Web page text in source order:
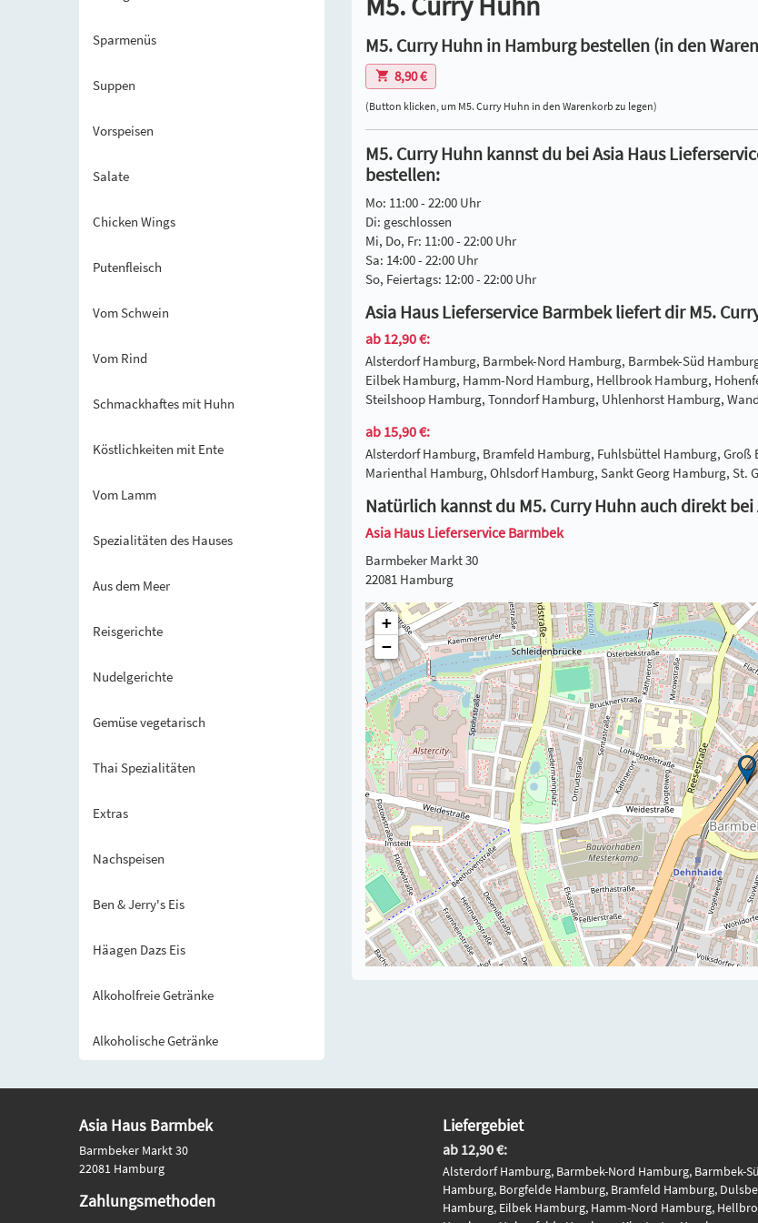
Sparmenüs
Suppen
Vorspeisen
Salate
Chicken Wings
Putenfleisch
Vom Schwein
Vom Rind
Schmackhaftes mit Huhn
Köstlichkeiten mit Ente
Vom Lamm
Spezialitäten des Hauses
Aus dem Meer
Reisgerichte
Nudelgerichte
Gemüse vegetarisch
Thai Spezialitäten
Extras
Nachspeisen
Ben & Jerry's Eis
Häagen Dazs Eis
Alkoholfreie Getränke
Alkoholische Getränke
M5. Curry Huhn in Hamburg bestellen (in den
8,90 €
(Button klicken, um M5. Curry Huhn in den Warenkorb zu legen)
M5. Curry Huhn kannst du bei Asia Haus
bestellen:
Mo: 11:00 - 22:00 Uhr
Di: geschlossen
Mi, Do, Fr: 11:00 - 22:00 Uhr
Sa: 14:00 - 22:00 Uhr
So, Feiertags: 12:00 - 22:00 Uhr
Asia Haus Lieferservice Barmbek liefert dir M5.
ab 12,90 €:
Alsterdorf Hamburg, Barmbek-Nord Hamburg, Barmbek-Süd
Eilbek Hamburg, Hamm-Nord Hamburg, Hellbrook Hamburg,
Steilshoop Hamburg, Tonndorf Hamburg, Uhlenhorst Hamburg,
ab 15,90 €:
Alsterdorf Hamburg, Bramfeld Hamburg, Fuhlsbüttel Hamburg,
Marienthal Hamburg, Ohlsdorf Hamburg, Sankt Georg Hamburg, St.
Natürlich kannst du M5. Curry Huhn auch direkt
Asia Haus Lieferservice Barmbek
Barmbeker Markt 30
22081 Hamburg
+
−
Asia Haus Barmbek
Barmbeker Markt 30
22081 Hamburg
Zahlungsmethoden
Liefergebiet
ab 12,90 €:
Alsterdorf Hamburg, Barmbek-Nord Hamburg, Barmbek-
Hamburg, Borgfelde Hamburg, Bramfeld Hamburg,
Hamburg, Eilbek Hamburg, Hamm-Nord Hamburg,